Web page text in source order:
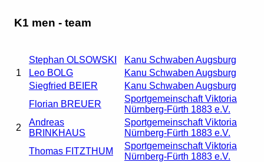
K1 men - team
1
Stephan OLSOWSKI
Kanu Schwaben Augsburg
Leo BOLG
Kanu Schwaben Augsburg
Siegfried BEIER
Kanu Schwaben Augsburg
2
Florian BREUER
Sportgemeinschaft Viktoria
Nürnberg-Fürth 1883 e.V.
Andreas
BRINKHAUS
Sportgemeinschaft Viktoria
Nürnberg-Fürth 1883 e.V.
Thomas FITZTHUM
Sportgemeinschaft Viktoria
Nürnberg-Fürth 1883 e.V.